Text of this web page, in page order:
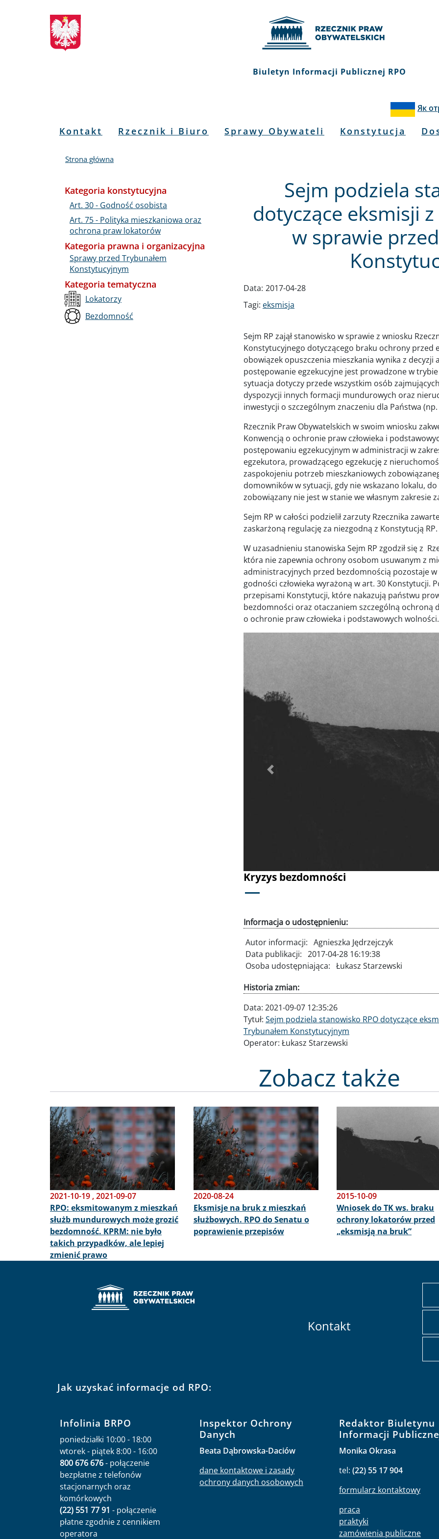
Biuletyn
Informacji
Publicznej
Biuletyn Informacji Publicznej RPO
Як
Menu
Kontakt Rzecznik i Biuro Sprawy Obywateli Konstytucja
Strona główna
Sejm podziela
dotyczące eksmisji
w sprawie
Data: 2017-04-28
Tagi: eksmisja
Sejm RP zajął stanowisko w sprawie z wniosku
Konstytucyjnego dotyczącego braku ochrony przed
obowiązek opuszczenia mieszkania wynika z
postępowanie egzekucyjne jest prowadzone w
sytuacja dotyczy przede wszystkim osób
dyspozycji innych formacji mundurowych oraz
inwestycji o szczególnym znaczeniu dla Państwa
Rzecznik Praw Obywatelskich w swoim wniosku
Konwencją o ochronie praw człowieka i
postępowaniu egzekucyjnym w administracji w
egzekutora, prowadzącego egzekucję z
zaspokojeniu potrzeb mieszkaniowych
domowników w sytuacji, gdy nie wskazano lokalu,
zobowiązany nie jest w stanie we własnym zakresie
Sejm RP w całości podzielił zarzuty Rzecznika
zaskarżoną regulację za niezgodną z Konstytucją RP.
W uzasadnieniu stanowiska Sejm RP zgodził się z
która nie zapewnia ochrony osobom usuwanym z
administracyjnych przed bezdomnością pozostaje
godności człowieka wyrażoną w art. 30 Konstytucji.
przepisami Konstytucji, które nakazują państwu
bezdomności oraz otaczaniem szczególną ochroną
o ochronie praw człowieka i podstawowych wolności.
Kryzys bezdomności
Poprzednie
Informacja o udostępnieniu:
Autor informacji: Agnieszka Jędrzejczyk
Data publikacji: 2017-04-28 16:19:38
Osoba udostępniająca: Łukasz Starzewski
Historia zmian:
Data: 2021-09-07 12:35:26
Tytuł: Sejm podziela stanowisko RPO dotyczące
Trybunałem Konstytucyjnym
Operator: Łukasz Starzewski
Kategoria konstytucyjna
Art. 30 - Godność osobista
Art. 75 - Polityka mieszkaniowa oraz
ochrona praw lokatorów
Kategoria prawna i organizacyjna
Sprawy przed Trybunałem
Konstytucyjnym
Kategoria tematyczna
Lokatorzy
Bezdomność
Zobacz także
Obraz
2021-10-19 ,2021-09-07
RPO: eksmitowanym z mieszkań
służb mundurowych może grozić
bezdomność. KPRM: nie było
takich przypadków, ale lepiej
zmienić prawo
Obraz
2020-08-24
Eksmisje na bruk z mieszkań
służbowych. RPO do Senatu o
poprawienie przepisów
2015-10-09
Wniosek do TK ws. braku
ochrony lokatorów przed
„eksmisją na bruk”
Kontakt
Jak uzyskać informacje od RPO:
Infolinia BRPO
poniedziałki 10:00 - 18:00
wtorek - piątek 8:00 - 16:00
800 676 676- połączenie
bezpłatne z telefonów
stacjonarnych oraz
komórkowych
(22) 551 77 91 - połączenie
płatne zgodnie z cennikiem
operatora
Inspektor Ochrony
Danych
Beata Dąbrowska-Daciów
dane kontaktowe i zasady
ochrony danych osobowych
Redaktor Biuletynu
Informacji
Monika Okrasa
tel: (22) 55 17 904
formularz kontaktowy
praca
praktyki
zamówienia publiczne